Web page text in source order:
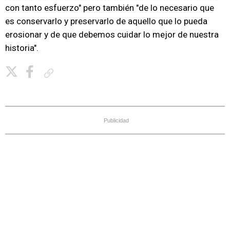
con tanto esfuerzo" pero también "de lo necesario que
es conservarlo y preservarlo de aquello que lo pueda
erosionar y de que debemos cuidar lo mejor de nuestra
historia".
Publicidad